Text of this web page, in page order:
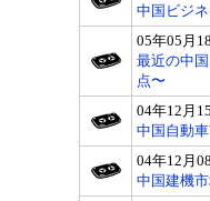
中国ビジ
05年05月
最近の中
点〜
04年12月
中国自動
04年12月
中国建機